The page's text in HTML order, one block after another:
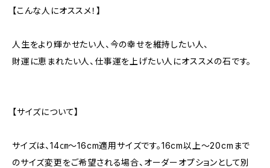
【こんな人にオススメ！】
人生をより輝かせたい人、今の幸せを維持したい人、
財運に恵まれたい人、仕事運を上げたい人にオススメの石です。
【サイズについて】
サイズは、14㎝〜16cm適用サイズです。16cm以上〜20cmまで
のサイズ変更をご希望される場合、オーダーオプションとして別